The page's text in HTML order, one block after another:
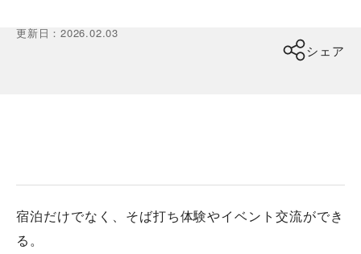
更新日 ：2026.02.03
シェア
宿泊だけでなく、そば打ち体験やイベント交流ができ
る。